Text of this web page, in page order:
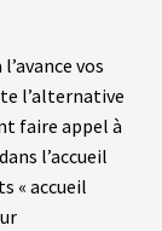
vos
l’alternative
faire appel à
l’accueil
« accueil